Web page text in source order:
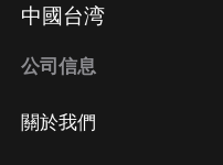
中國台湾
公司信息
關於我們